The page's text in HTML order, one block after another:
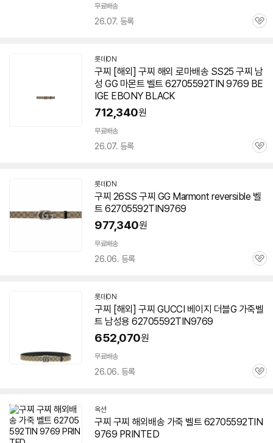
무료배송
26.07. 등록
관
롯데ON
구찌 [해외] 구찌 해외 로마배송 SS25 구찌 남
성 GG 마몬트 벨트 62705592TIN 9769 BE
IGE EBONY BLACK
712,340원
무료배송
26.07. 등록
관
롯데ON
구찌 26SS 구찌 GG Marmont reversible 벨
트 62705592TIN9769
977,340원
무료배송
26.06. 등록
관
롯데ON
구찌 [해외] 구찌 GUCCI 베이지 더블G 가죽벨
트 남성용 62705592TIN9769
652,070원
무료배송
26.06. 등록
관
옥션
구찌 구찌 해외배송 가죽 벨트 62705592TIN
9769 PRINTED